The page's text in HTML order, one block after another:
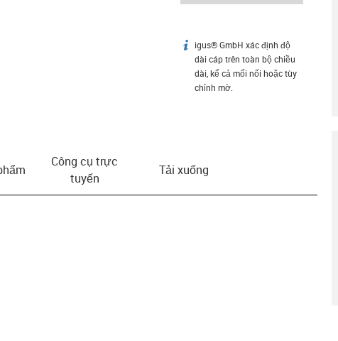
igus-icon-info
igus® GmbH xác định độ
dài cáp trên toàn bộ chiều
dài, kể cả mối nối hoặc tùy
chỉnh mờ.
Công cụ trực
tuyến
Tải xuống